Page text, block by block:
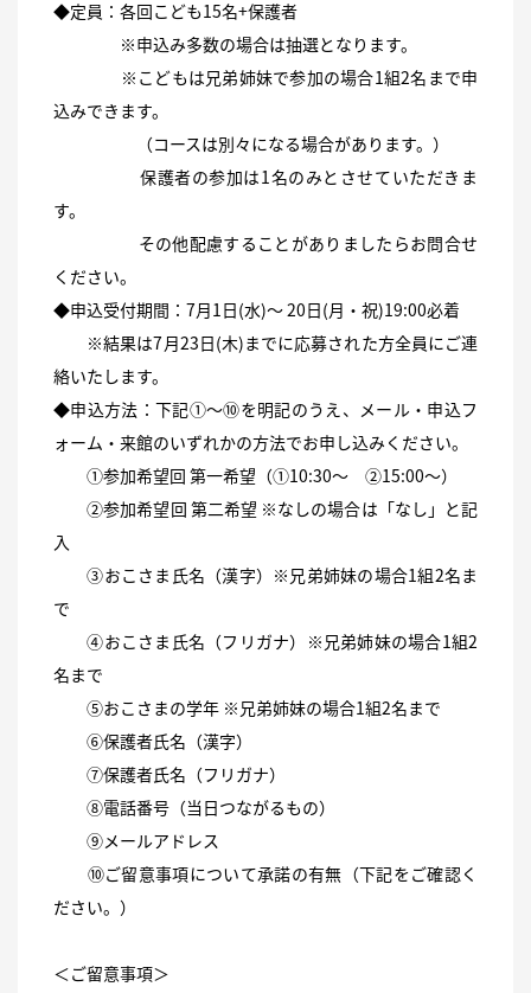
◆定員：各回こども15名+保護者
※申込み多数の場合は抽選となります。
※こどもは兄弟姉妹で参加の場合1組2名まで申
込みできます。
（コースは別々になる場合があります。）
保護者の参加は1名のみとさせていただきま
す。
その他配慮することがありましたらお問合せ
ください。
◆申込受付期間：7月1日(水)～ 20日(月・祝)19:00必着
※結果は7月23日(木)までに応募された方全員にご連
絡いたします。
◆申込方法：下記①～⑩を明記のうえ、メール・申込フ
ォーム・来館のいずれかの方法でお申し込みください。
①参加希望回 第一希望（①10:30～ ②15:00～）
②参加希望回 第二希望 ※なしの場合は「なし」と記
入
③おこさま氏名（漢字）※兄弟姉妹の場合1組2名ま
で
④おこさま氏名（フリガナ）※兄弟姉妹の場合1組2
名まで
⑤おこさまの学年 ※兄弟姉妹の場合1組2名まで
⑥保護者氏名（漢字）
⑦保護者氏名（フリガナ）
⑧電話番号（当日つながるもの）
⑨メールアドレス
⑩ご留意事項について承諾の有無（下記をご確認く
ださい。）
＜ご留意事項＞